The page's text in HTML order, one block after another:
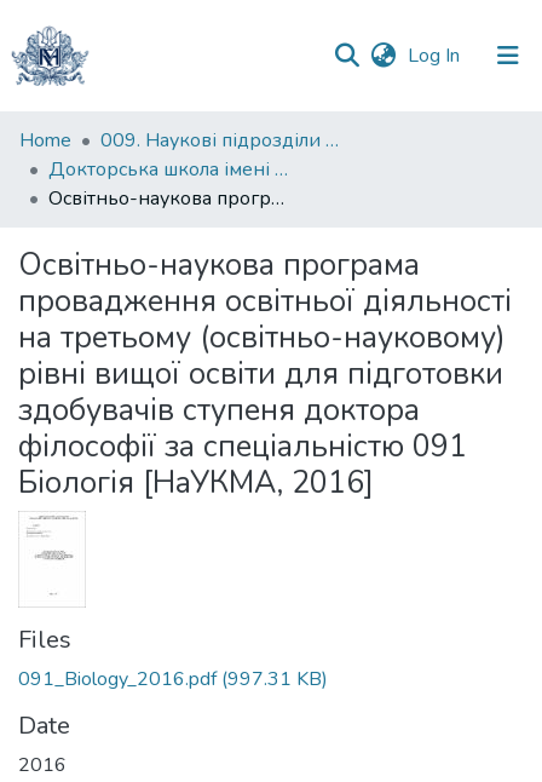
Log In (current)
Communities
&
Collections
Statistics
Home
009. Наукові підрозділи НаУКМА
Докторська школа імені родини Юхименків
Освітньо-наукова програма провадження освітньої діяльності на третьому (освітньо-науковому) рівні вищої освіти для підготовки здобувачів ступеня доктора філософії за спеціальністю 091 Біологія [НаУКМА, 2016]
Освітньо-наукова програма
провадження освітньої діяльності
на третьому (освітньо-науковому)
рівні вищої освіти для підготовки
здобувачів ступеня доктора
філософії за спеціальністю 091
Біологія [НаУКМА, 2016]
Files
091_Biology_2016.pdf(997.31 KB)
Date
2016